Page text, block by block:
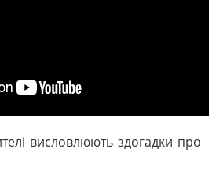
висловлюють здогадки про